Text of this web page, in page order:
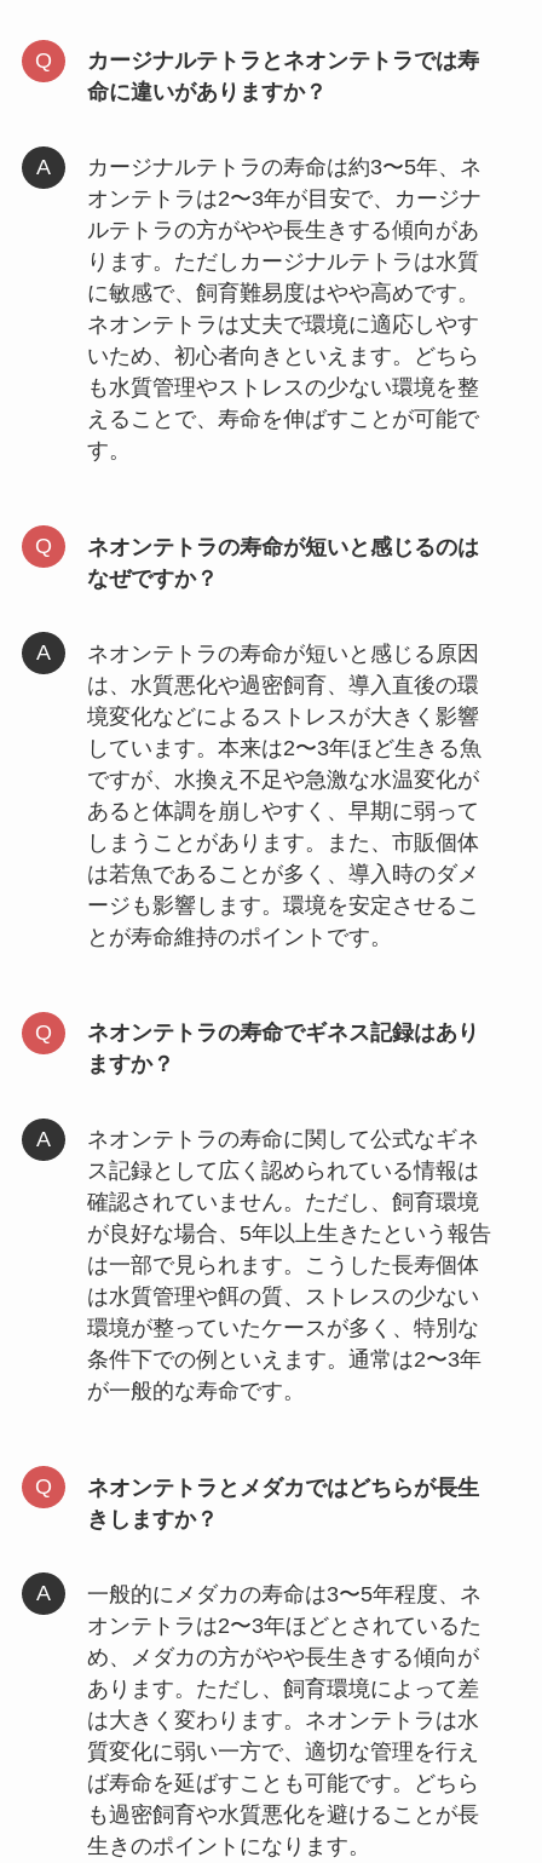
カージナルテトラとネオンテトラでは寿
命に違いがありますか？
カージナルテトラの寿命は約3〜5年、ネ
オンテトラは2〜3年が目安で、カージナ
ルテトラの方がやや長生きする傾向があ
ります。ただしカージナルテトラは水質
に敏感で、飼育難易度はやや高めです。
ネオンテトラは丈夫で環境に適応しやす
いため、初心者向きといえます。どちら
も水質管理やストレスの少ない環境を整
えることで、寿命を伸ばすことが可能で
す。
ネオンテトラの寿命が短いと感じるのは
なぜですか？
ネオンテトラの寿命が短いと感じる原因
は、水質悪化や過密飼育、導入直後の環
境変化などによるストレスが大きく影響
しています。本来は2〜3年ほど生きる魚
ですが、水換え不足や急激な水温変化が
あると体調を崩しやすく、早期に弱って
しまうことがあります。また、市販個体
は若魚であることが多く、導入時のダメ
ージも影響します。環境を安定させるこ
とが寿命維持のポイントです。
ネオンテトラの寿命でギネス記録はあり
ますか？
ネオンテトラの寿命に関して公式なギネ
ス記録として広く認められている情報は
確認されていません。ただし、飼育環境
が良好な場合、5年以上生きたという報告
は一部で見られます。こうした長寿個体
は水質管理や餌の質、ストレスの少ない
環境が整っていたケースが多く、特別な
条件下での例といえます。通常は2〜3年
が一般的な寿命です。
ネオンテトラとメダカではどちらが長生
きしますか？
一般的にメダカの寿命は3〜5年程度、ネ
オンテトラは2〜3年ほどとされているた
め、メダカの方がやや長生きする傾向が
あります。ただし、飼育環境によって差
は大きく変わります。ネオンテトラは水
質変化に弱い一方で、適切な管理を行え
ば寿命を延ばすことも可能です。どちら
も過密飼育や水質悪化を避けることが長
生きのポイントになります。